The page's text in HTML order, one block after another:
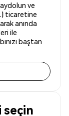
ve
ticaretine
anında
ile
baştan
seçin